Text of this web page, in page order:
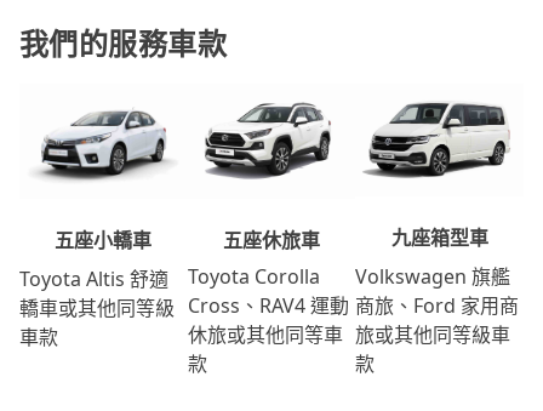
我們的服務車款
五座小轎車
Toyota Altis 舒適
轎車或其他同等級
車款
五座休旅車
Toyota Corolla
Cross、RAV4 運動
休旅或其他同等車
款
九座箱型車
Volkswagen 旗艦
商旅、Ford 家用商
旅或其他同等級車
款